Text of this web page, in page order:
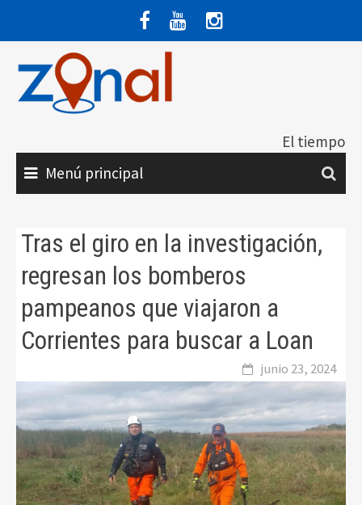
contenido
El tiempo
Menú principal
Tras el giro en la investigación,
regresan los bomberos
pampeanos que viajaron a
Corrientes para buscar a Loan
junio 23, 2024